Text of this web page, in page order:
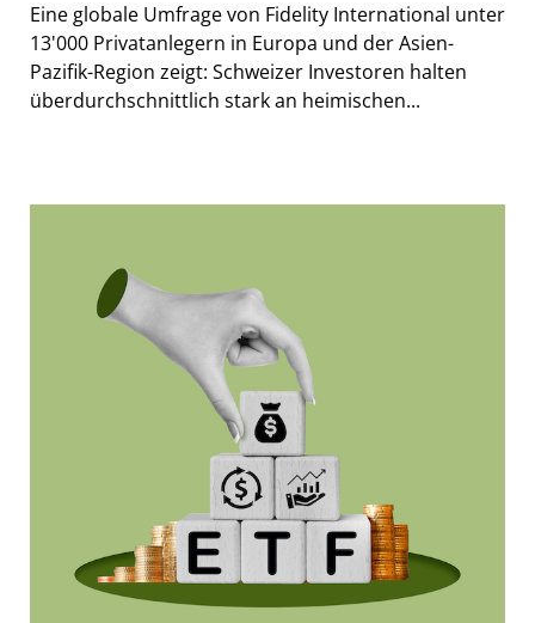
Eine globale Umfrage von Fidelity International unter
13'000 Privatanlegern in Europa und der Asien-
Pazifik-Region zeigt: Schweizer Investoren halten
überdurchschnittlich stark an heimischen...